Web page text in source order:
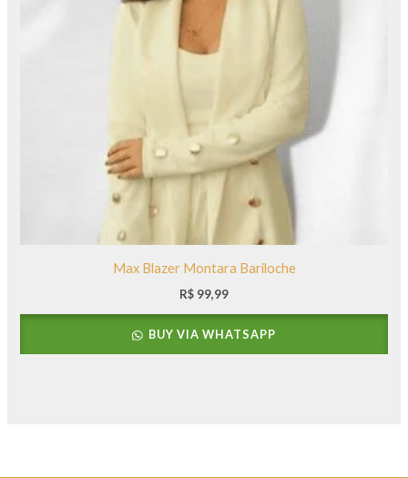
Max Blazer Montara Bariloche
R$ 99,99
BUY VIA WHATSAPP